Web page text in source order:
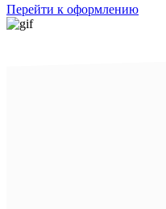
Перейти к оформлению